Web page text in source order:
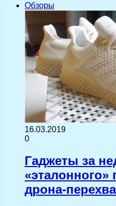
Обзоры
16.03.2019
0
Гаджеты за
«эталонного»
дрона-